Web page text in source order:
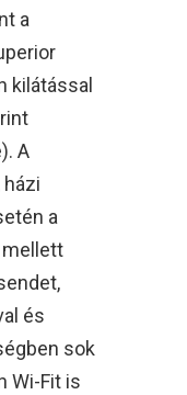
a
kilátással
A
a
mellett
és
sok
Wi-Fit is